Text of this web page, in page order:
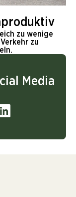
zu wenige
zu
Media